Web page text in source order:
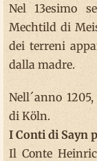
Nel 13esimo
Mechtild di
dei terreni
dalla madre.
Nell´anno
di Köln.
I Conti di Sayn
Il Conte